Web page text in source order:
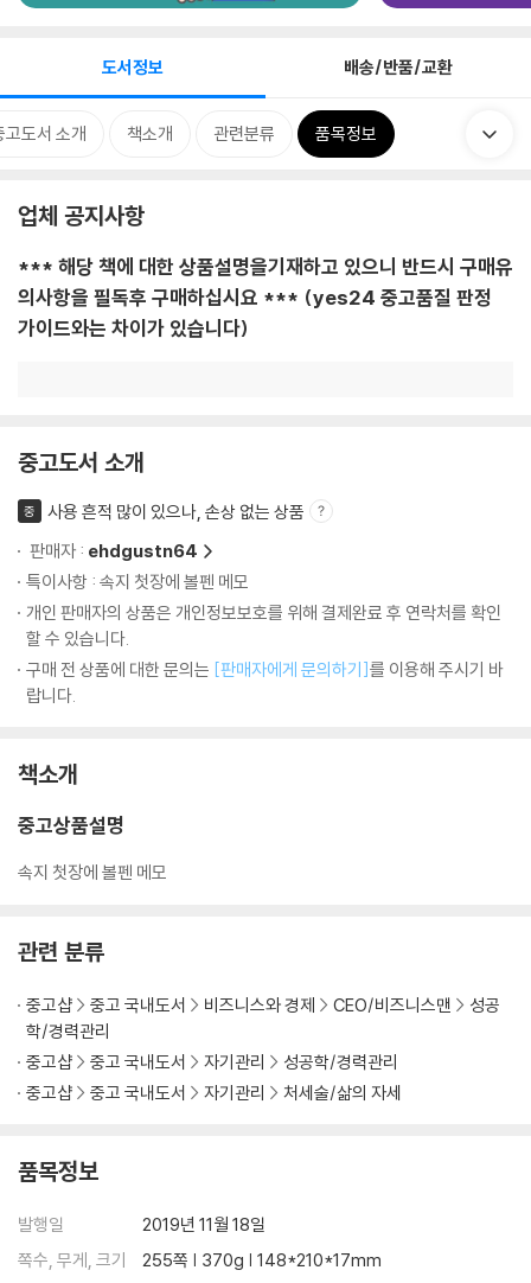
도서정보 배송/반품/교환
고도서 소개 책소개 관련분류 품목정보
업체 공지사항
*** 해당 책에 대한 상품설명을기재하고 있으니 반드시 구매유
의사항을 필독후 구매하십시요 *** (yes24 중고품질 판정
가이드와는 차이가 있습니다)
중고도서 소개
중
사용 흔적 많이 있으나, 손상 없는 상품
판매자 : ehdgustn64
특이사항 : 속지 첫장에 볼펜 메모
개인 판매자의 상품은 개인정보보호를 위해 결제완료 후 연락처를 확인
할 수 있습니다.
구매 전 상품에 대한 문의는 [판매자에게 문의하기]를 이용해 주시기 바
랍니다.
책소개
중고상품설명
속지 첫장에 볼펜 메모
관련 분류
중고샵 중고 국내도서 비즈니스와 경제 CEO/비즈니스맨
성공
학/경력관리
중고샵
중고 국내도서 자기관리
성공학/경력관리
중고샵
중고 국내도서 자기관리 처세술/삶의 자세
품목정보
발행일
2019년 11월 18일
쪽수, 무게, 크기
255쪽 | 370g | 148*210*17mm